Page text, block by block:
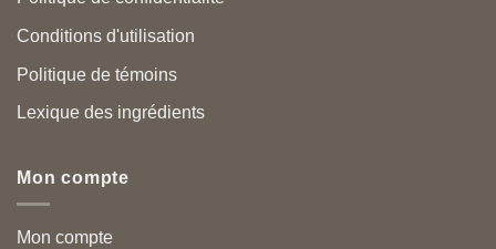
Conditions d'utilisation
Politique de témoins
Lexique des ingrédients
Mon compte
Mon compte